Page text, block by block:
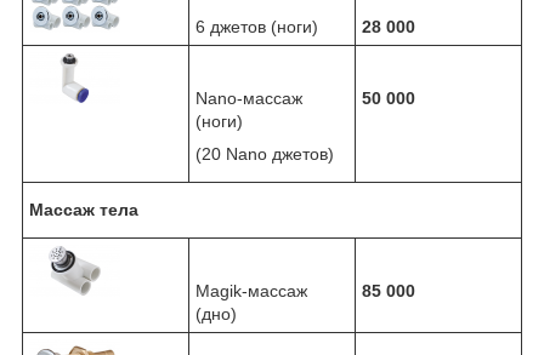
6 джетов (ноги) 28 000
Nano-массаж
(ноги)
(20 Nano джетов)
50 000
Массаж тела
Magik-массаж
(дно)
85 000